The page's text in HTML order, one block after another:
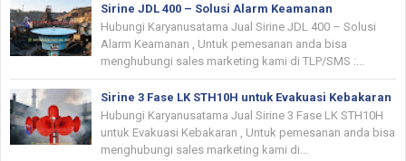
Sirine JDL 400 – Solusi Alarm Keamanan
Hubungi Karyanusatama Jual Sirine JDL 400 – Solusi
Alarm Keamanan , Untuk pemesanan anda bisa
menghubungi sales marketing kami di TLP/SMS :...
Sirine 3 Fase LK STH10H untuk Evakuasi Kebakaran
Hubungi Karyanusatama Jual Sirine 3 Fase LK STH10H
untuk Evakuasi Kebakaran , Untuk pemesanan anda bisa
menghubungi sales marketing kami di...